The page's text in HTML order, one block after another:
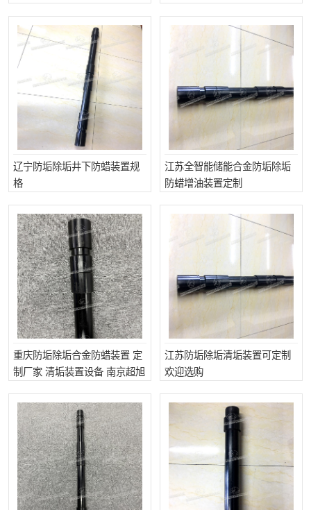
辽宁防垢除垢井下防蜡装置规
格
江苏全智能储能合金防垢除垢
防蜡增油装置定制
重庆防垢除垢合金防蜡装置 定
制厂家 清垢装置设备 南京超旭
江苏防垢除垢清垢装置可定制
欢迎选购